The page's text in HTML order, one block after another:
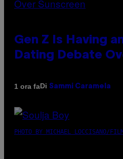
Gen Z Is Having
Dating Debate
1 ora faDi Sammi Caramela
PHOTO BY MICHAEL LOCCISANO/